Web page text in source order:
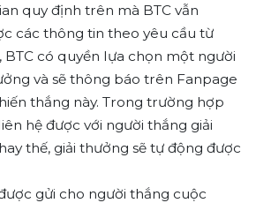
quy định trên mà BTC vẫn
các thông tin theo yêu cầu từ
BTC có quyền lựa chọn một người
và sẽ thông báo trên Fanpage
thắng này. Trong trường hợp
hệ được với người thắng giải
thế, giải thưởng sẽ tự động được
gửi cho người thắng cuộc